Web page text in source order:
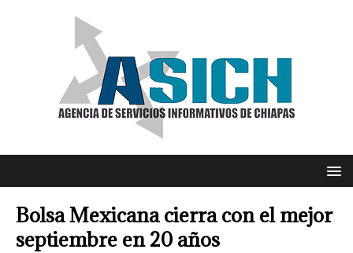
Bolsa Mexicana cierra con el mejor
septiembre en 20 años